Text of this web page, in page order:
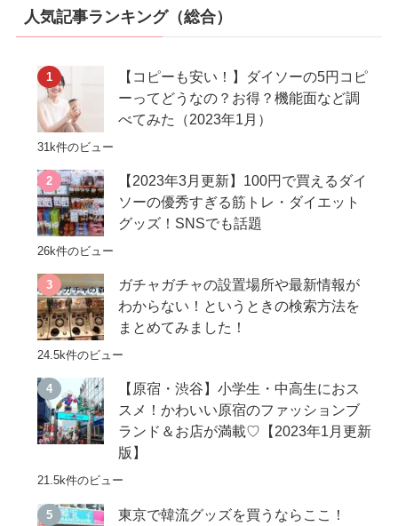
人気記事ランキング（総合）
【コピーも安い！】ダイソーの5円コピ
ーってどうなの？お得？機能面など調
べてみた（2023年1月）
31k件のビュー
【2023年3月更新】100円で買えるダイ
ソーの優秀すぎる筋トレ・ダイエット
グッズ！SNSでも話題
26k件のビュー
ガチャガチャの設置場所や最新情報が
わからない！というときの検索方法を
まとめてみました！
24.5k件のビュー
【原宿・渋谷】小学生・中高生におス
スメ！かわいい原宿のファッションブ
ランド＆お店が満載♡【2023年1月更新
版】
21.5k件のビュー
東京で韓流グッズを買うならここ！